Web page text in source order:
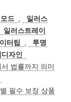
드 ,
일러스
일러스트레이
터팁 ,
투명
자인
법률까지 의미
필수 보장 상품